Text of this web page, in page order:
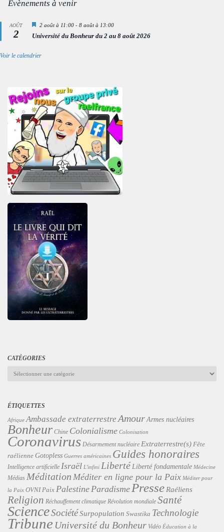
Évènements à venir
AOÛT
2
Mis
avant
2 août à 11:00 - 8 août à 13:00
Université du Bonheur du 2 au 8 août 2026
Voir le calendrier
CATÉGORIES
Catégories
ÉTIQUETTES
Afrique Ambassade extraterrestre Amour Armes nucléaires
Bonheur Chine Colonialisme Colonisation
Coronavirus Désarmement nucléaire Extraterrestre(s) Fête
raélienne Gotopless Guerres américaines Guides honoraires
Intelligence artificielle Israël L'infini Liberté Liberté fondamentale Médecine
Médias Méditation Méditer en ligne pour la Paix Méditer pour
la Paix OVNI Paix Palestine Paradisme Presse Raéliens
Religion Réchauffement climatique Révolution mondiale Santé
ScienceSociétéSurpopulation Swastika Technologie
Tribune Université du Bonheur Vidéo Éducation à la